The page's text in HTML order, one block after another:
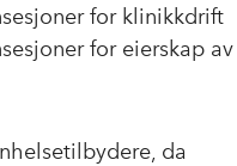
for klinikkdrift
for eierskap av
da